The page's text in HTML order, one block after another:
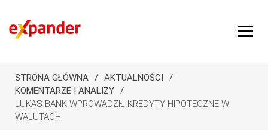
STRONA GŁÓWNA
AKTUALNOŚCI
KOMENTARZE I ANALIZY
LUKAS BANK WPROWADZIŁ KREDYTY HIPOTECZNE W
WALUTACH